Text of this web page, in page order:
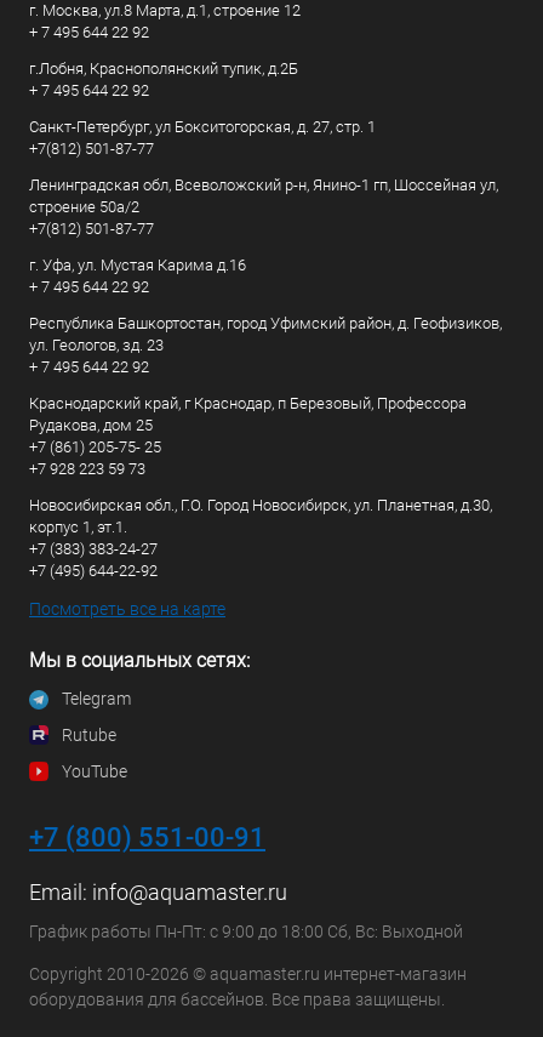
г. Москва, ул.8 Марта, д.1, строение 12
+ 7 495 644 22 92
г.Лобня, Краснополянский тупик, д.2Б
+ 7 495 644 22 92
Санкт-Петербург, ул Бокситогорская, д. 27, стр. 1
+7(812) 501-87-77
Ленинградская обл, Всеволожский р-н, Янино-1 гп, Шоссейная ул,
строение 50а/2
+7(812) 501-87-77
г. Уфа, ул. Мустая Карима д.16
+ 7 495 644 22 92
Республика Башкортостан, город Уфимский район, д. Геофизиков,
ул. Геологов, зд. 23
+ 7 495 644 22 92
Краснодарский край, г Краснодар, п Березовый, Профессора
Рудакова, дом 25
+7 (861) 205-75- 25
+7 928 223 59 73
Новосибирская обл., Г.О. Город Новосибирск, ул. Планетная, д.30,
корпус 1, эт.1.
+7 (383) 383-24-27
+7 (495) 644-22-92
Посмотреть все на карте
Мы в социальных сетях:
Telegram
Rutube
YouTube
+7 (800) 551-00-91
Email: info@aquamaster.ru
График работы Пн-Пт: с 9:00 до 18:00 Сб, Вс: Выходной
Copyright 2010-2026 © aquamaster.ru интернет-магазин
оборудования для бассейнов. Все права защищены.